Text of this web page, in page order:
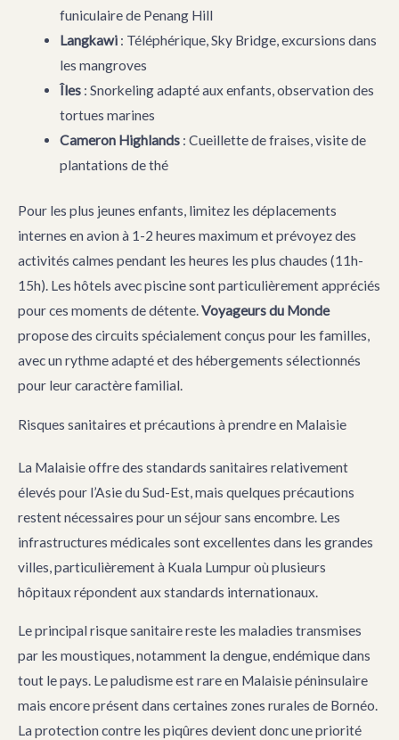
funiculaire de Penang Hill
Langkawi: Téléphérique, Sky Bridge, excursions dans
les mangroves
Îles: Snorkeling adapté aux enfants, observation des
tortues marines
Cameron Highlands: Cueillette de fraises, visite de
plantations de thé
Pour les plus jeunes enfants, limitez les déplacements
internes en avion à 1-2 heures maximum et prévoyez des
activités calmes pendant les heures les plus chaudes (11h-
15h). Les hôtels avec piscine sont particulièrement appréciés
pour ces moments de détente.Voyageurs du Monde
propose des circuits spécialement conçus pour les familles,
avec un rythme adapté et des hébergements sélectionnés
pour leur caractère familial.
Risques sanitaires et précautions à prendre en Malaisie
La Malaisie offre des standards sanitaires relativement
élevés pour l’Asie du Sud-Est, mais quelques précautions
restent nécessaires pour un séjour sans encombre. Les
infrastructures médicales sont excellentes dans les grandes
villes, particulièrement à Kuala Lumpur où plusieurs
hôpitaux répondent aux standards internationaux.
Le principal risque sanitaire reste les maladies transmises
par les moustiques, notamment la dengue, endémique dans
tout le pays. Le paludisme est rare en Malaisie péninsulaire
mais encore présent dans certaines zones rurales de Bornéo.
La protection contre les piqûres devient donc une priorité